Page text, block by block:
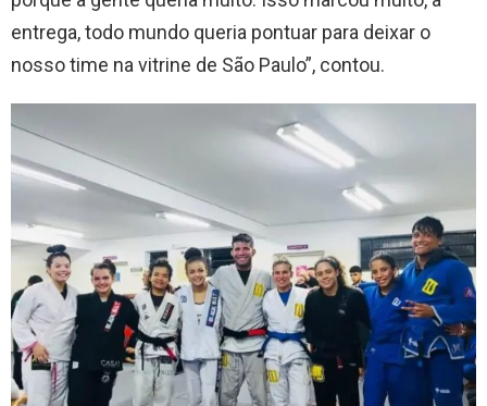
entrega, todo mundo queria pontuar para deixar o
nosso time na vitrine de São Paulo”, contou.